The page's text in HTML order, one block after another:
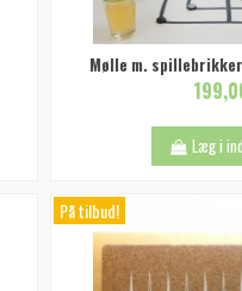
Mølle m. spillebrikker
Læg i
På tilbud!